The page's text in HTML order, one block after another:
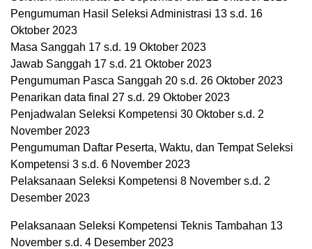
Pengumuman Hasil Seleksi Administrasi 13 s.d. 16
Oktober 2023
Masa Sanggah 17 s.d. 19 Oktober 2023
Jawab Sanggah 17 s.d. 21 Oktober 2023
Pengumuman Pasca Sanggah 20 s.d. 26 Oktober 2023
Penarikan data final 27 s.d. 29 Oktober 2023
Penjadwalan Seleksi Kompetensi 30 Oktober s.d. 2
November 2023
Pengumuman Daftar Peserta, Waktu, dan Tempat Seleksi
Kompetensi 3 s.d. 6 November 2023
Pelaksanaan Seleksi Kompetensi 8 November s.d. 2
Desember 2023
Pelaksanaan Seleksi Kompetensi Teknis Tambahan 13
November s.d. 4 Desember 2023